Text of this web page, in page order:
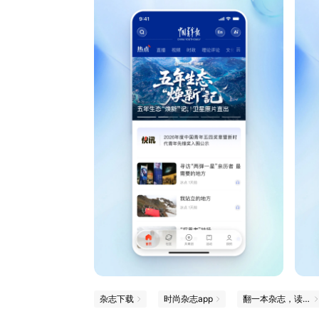
杂志下载 时尚杂志app 翻一本杂志，读一点新知